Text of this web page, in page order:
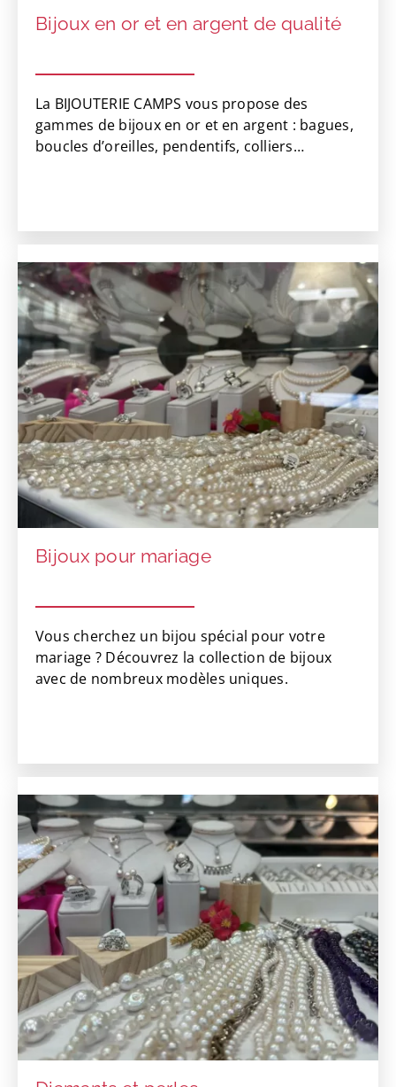
Bijoux en or et en argent de qualité
La BIJOUTERIE CAMPS vous propose des
gammes de bijoux en or et en argent : bagues,
boucles d’oreilles, pendentifs, colliers…
Bijoux pour mariage
Vous cherchez un bijou spécial pour votre
mariage ? Découvrez la collection de bijoux
avec de nombreux modèles uniques.